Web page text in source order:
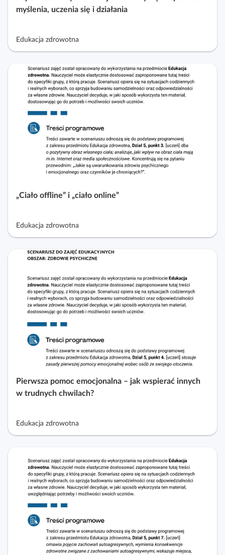
myślenia, uczenia się i działania
Edukacja zdrowotna
„Ciało offline” i „ciało online”
Edukacja zdrowotna
Pierwsza pomoc emocjonalna – jak wspierać innych
w trudnych chwilach?
Edukacja zdrowotna